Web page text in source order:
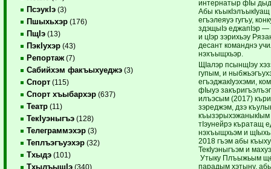
ПсэукIэ (3)
Пшыхьхэр (176)
ПщIэ (13)
ПэкIухэр (43)
Репортаж (7)
Сабийхэм факъыхуеджэ (3)
Спорт (115)
Спорт хъыбархэр (637)
Театр (11)
ТекIуэныгъэ (128)
Телеграммэхэр (3)
Теплъэгъуэхэр (32)
Тхыдэ (101)
ТхылъыщIэ (340)
интернатыр фIы
Абы къыкIэлъыкIуащ
егъэлеяуэ гугъу,
здэщыIэ еджапIэр —
и цIэр зэрихьэу
десант команднэ
нэхъыщхьэр.
ЩIалэр псынщIэу
гупым, и
егъэджакIуэхэми,
фIыуэ
илъэсым (2017)
зэреджэм, дзэ
тIэунейрэ къратащ
нэхъыщхьэм и щIыхь
2018 гъэм абы
ТекIуэныгъэм и
Утыку Плъыжьым
парадым хэтыну,